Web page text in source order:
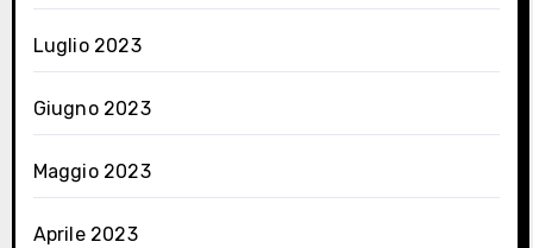
Luglio 2023
Giugno 2023
Maggio 2023
Aprile 2023